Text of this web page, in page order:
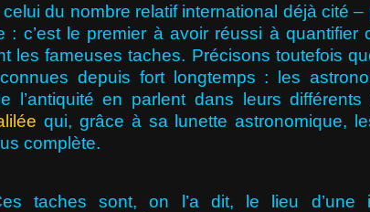
du nombre relatif international déjà cité
: c’est le premier à avoir réussi à quantifier
les fameuses taches. Précisons toutefois
depuis fort longtemps : les
l’antiquité en parlent dans leurs différents
qui, grâce à sa lunette astronomique,
complète.
taches sont, on l’a dit, le lieu d’une